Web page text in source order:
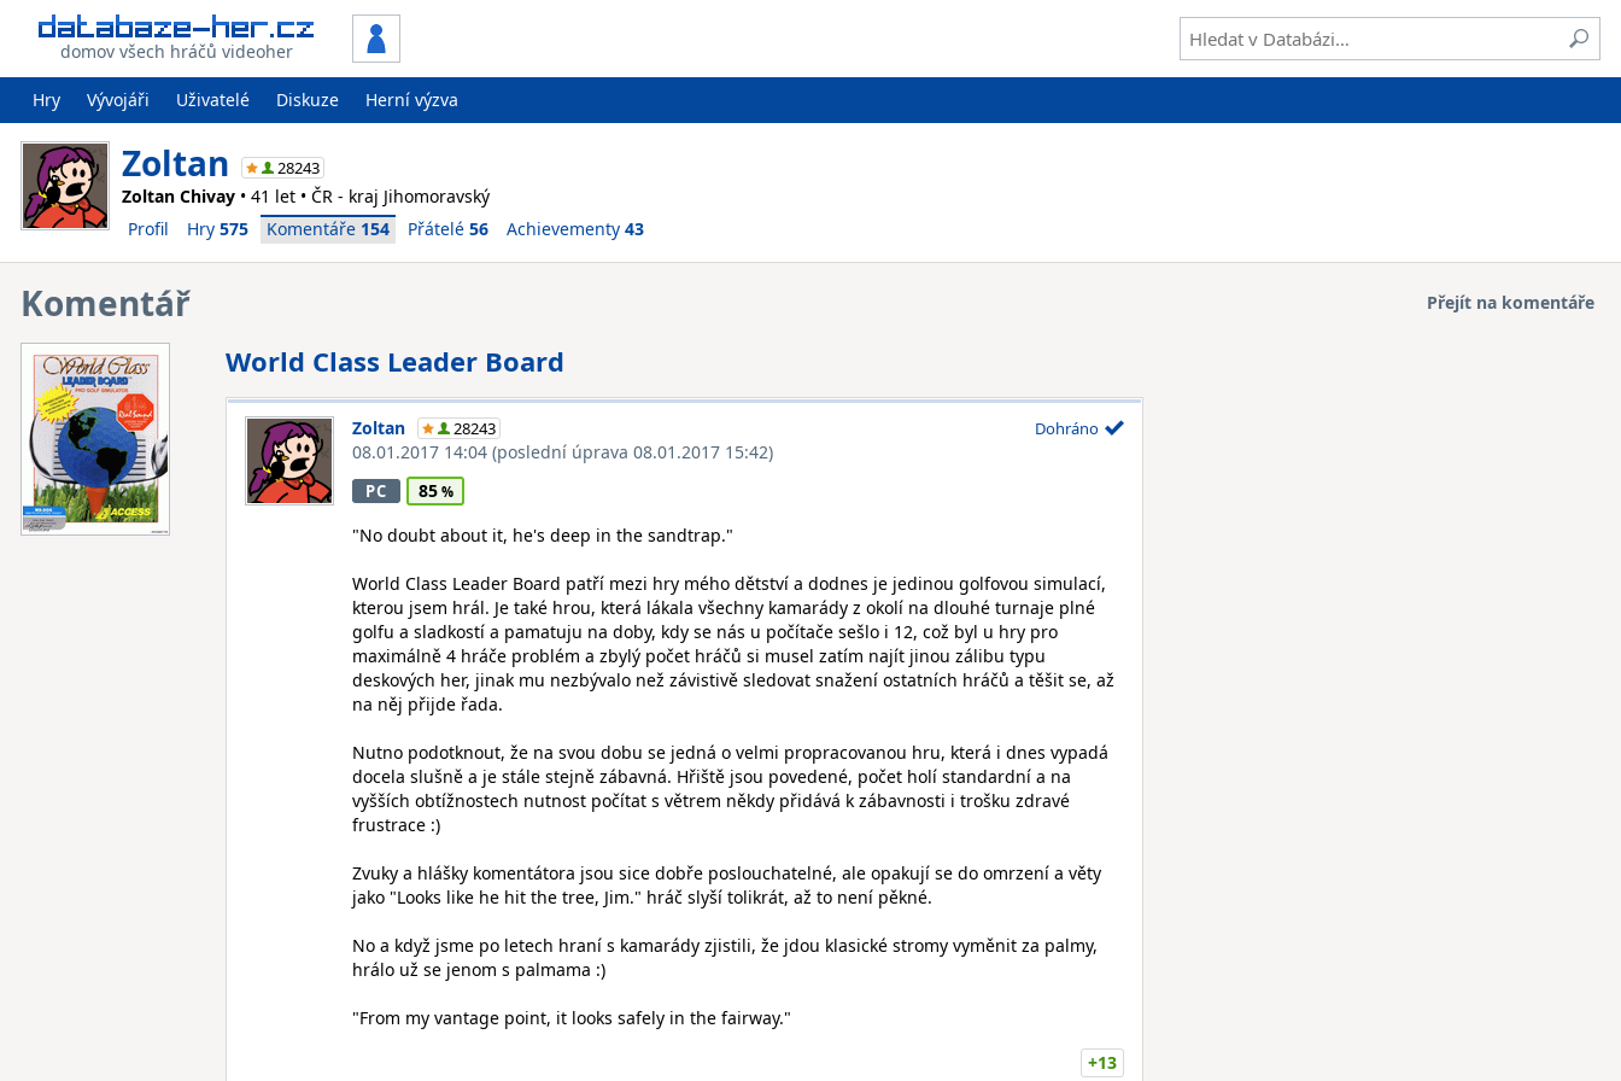
domov všech hráčů videoher
Hry Vývojáři Uživatelé Diskuze Herní výzva
Zoltan 28243
Zoltan Chivay • 41 let • ČR - kraj Jihomoravský
Profil
Hry 575 Komentáře 154 Přátelé 56 Achievementy 43
Komentář Přejít na komentáře
World Class Leader Board
Zoltan 28243
08.01.2017 14:04 (poslední úprava 08.01.2017 15:42)
Dohráno
PC
85
"No doubt about it, he's deep in the sandtrap."
World Class Leader Board patří mezi hry mého dětství a dodnes je jedinou golfovou simulací,
kterou jsem hrál. Je také hrou, která lákala všechny kamarády z okolí na dlouhé turnaje plné
golfu a sladkostí a pamatuju na doby, kdy se nás u počítače sešlo i 12, což byl u hry pro
maximálně 4 hráče problém a zbylý počet hráčů si musel zatím najít jinou zálibu typu
deskových her, jinak mu nezbývalo než závistivě sledovat snažení ostatních hráčů a těšit se, až
na něj přijde řada.
Nutno podotknout, že na svou dobu se jedná o velmi propracovanou hru, která i dnes vypadá
docela slušně a je stále stejně zábavná. Hřiště jsou povedené, počet holí standardní a na
vyšších obtížnostech nutnost počítat s větrem někdy přidává k zábavnosti i trošku zdravé
frustrace :)
Zvuky a hlášky komentátora jsou sice dobře poslouchatelné, ale opakují se do omrzení a věty
jako "Looks like he hit the tree, Jim." hráč slyší tolikrát, až to není pěkné.
No a když jsme po letech hraní s kamarády zjistili, že jdou klasické stromy vyměnit za palmy,
hrálo už se jenom s palmama :)
"From my vantage point, it looks safely in the fairway."
+13